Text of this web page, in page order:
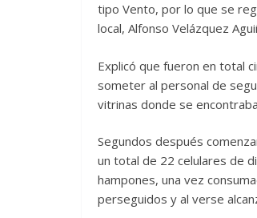
tipo Vento, por lo que se
local, Alfonso Velázquez
Explicó que fueron en total
someter al personal de
vitrinas donde se
Segundos después
un total de 22 celulares de
hampones, una vez
perseguidos y al verse